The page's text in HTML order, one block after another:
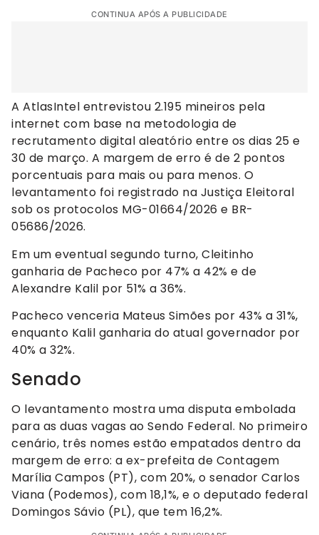
CONTINUA APÓS A PUBLICIDADE
A AtlasIntel entrevistou 2.195 mineiros pela
internet com base na metodologia de
recrutamento digital aleatório entre os dias 25 e
30 de março. A margem de erro é de 2 pontos
porcentuais para mais ou para menos. O
levantamento foi registrado na Justiça Eleitoral
sob os protocolos MG-01664/2026 e BR-
05686/2026.
Em um eventual segundo turno, Cleitinho
ganharia de Pacheco por 47% a 42% e de
Alexandre Kalil por 51% a 36%.
Pacheco venceria Mateus Simões por 43% a 31%,
enquanto Kalil ganharia do atual governador por
40% a 32%.
Senado
O levantamento mostra uma disputa embolada
para as duas vagas ao Sendo Federal. No primeiro
cenário, três nomes estão empatados dentro da
margem de erro: a ex-prefeita de Contagem
Marília Campos (PT), com 20%, o senador Carlos
Viana (Podemos), com 18,1%, e o deputado federal
Domingos Sávio (PL), que tem 16,2%.